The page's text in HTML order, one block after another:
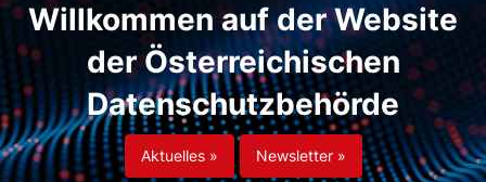
Willkommen auf der Website
der Österreichischen
Datenschutzbehörde
Aktuelles » Newsletter »